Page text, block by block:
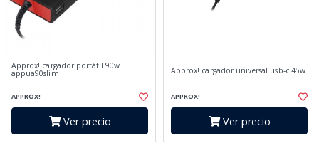
Approx! cargador portátil 90w
appua90slim
APPROX!
Ver precio
Approx! cargador universal usb-c 45w
APPROX!
Ver precio